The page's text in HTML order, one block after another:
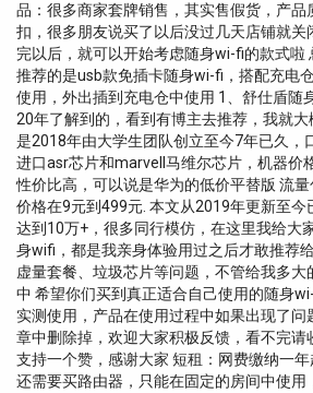
品：很多商家套牌销售，其实售假货，产品
扣，很多朋友说买了以后没过几天店铺就关
完以后，就可以开始考虑随身wi-fi的款式啦
推荐的是usb款免插卡随身wi-fi，搭配充电
使用，外出插到充电仓中使用 1、舒仕盾随
20年了解到的，看到有博主去推荐，我就
是2018年由大学生团队创立至今7年已久，
进口asr芯片和marvell马维尔芯片，机器价
性价比高，可以说是华为的低价平替版 流
价格在9元到499元. 本文从2019年更新至今
达到10万+，很多同行模仿，在这里我给大
身wifi，都是我亲身体验用过之后才敢推荐
虚量套餐、垃圾芯片等问题，不管给我多
中 希望你们买到真正适合自己使用的随身
实测使用，产品在使用过程中如果出现了问
章中删除掉，欢迎大家积极反馈，看不完请
支持一个赞，感谢大家 短租：网费缴纳一年
还需要买路由器，只能在固定的房间中使用